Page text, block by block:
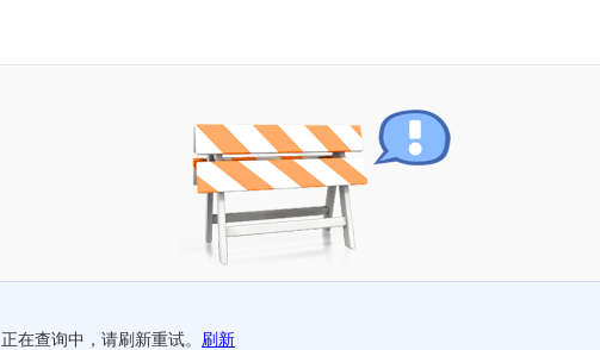
正在查询中，请刷新重试。 刷新